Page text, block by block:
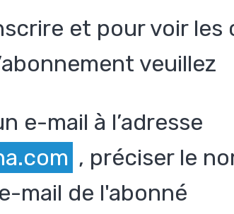
et pour voir les
veuillez
e-mail à l’adresse
, préciser le
mail de l'abonné